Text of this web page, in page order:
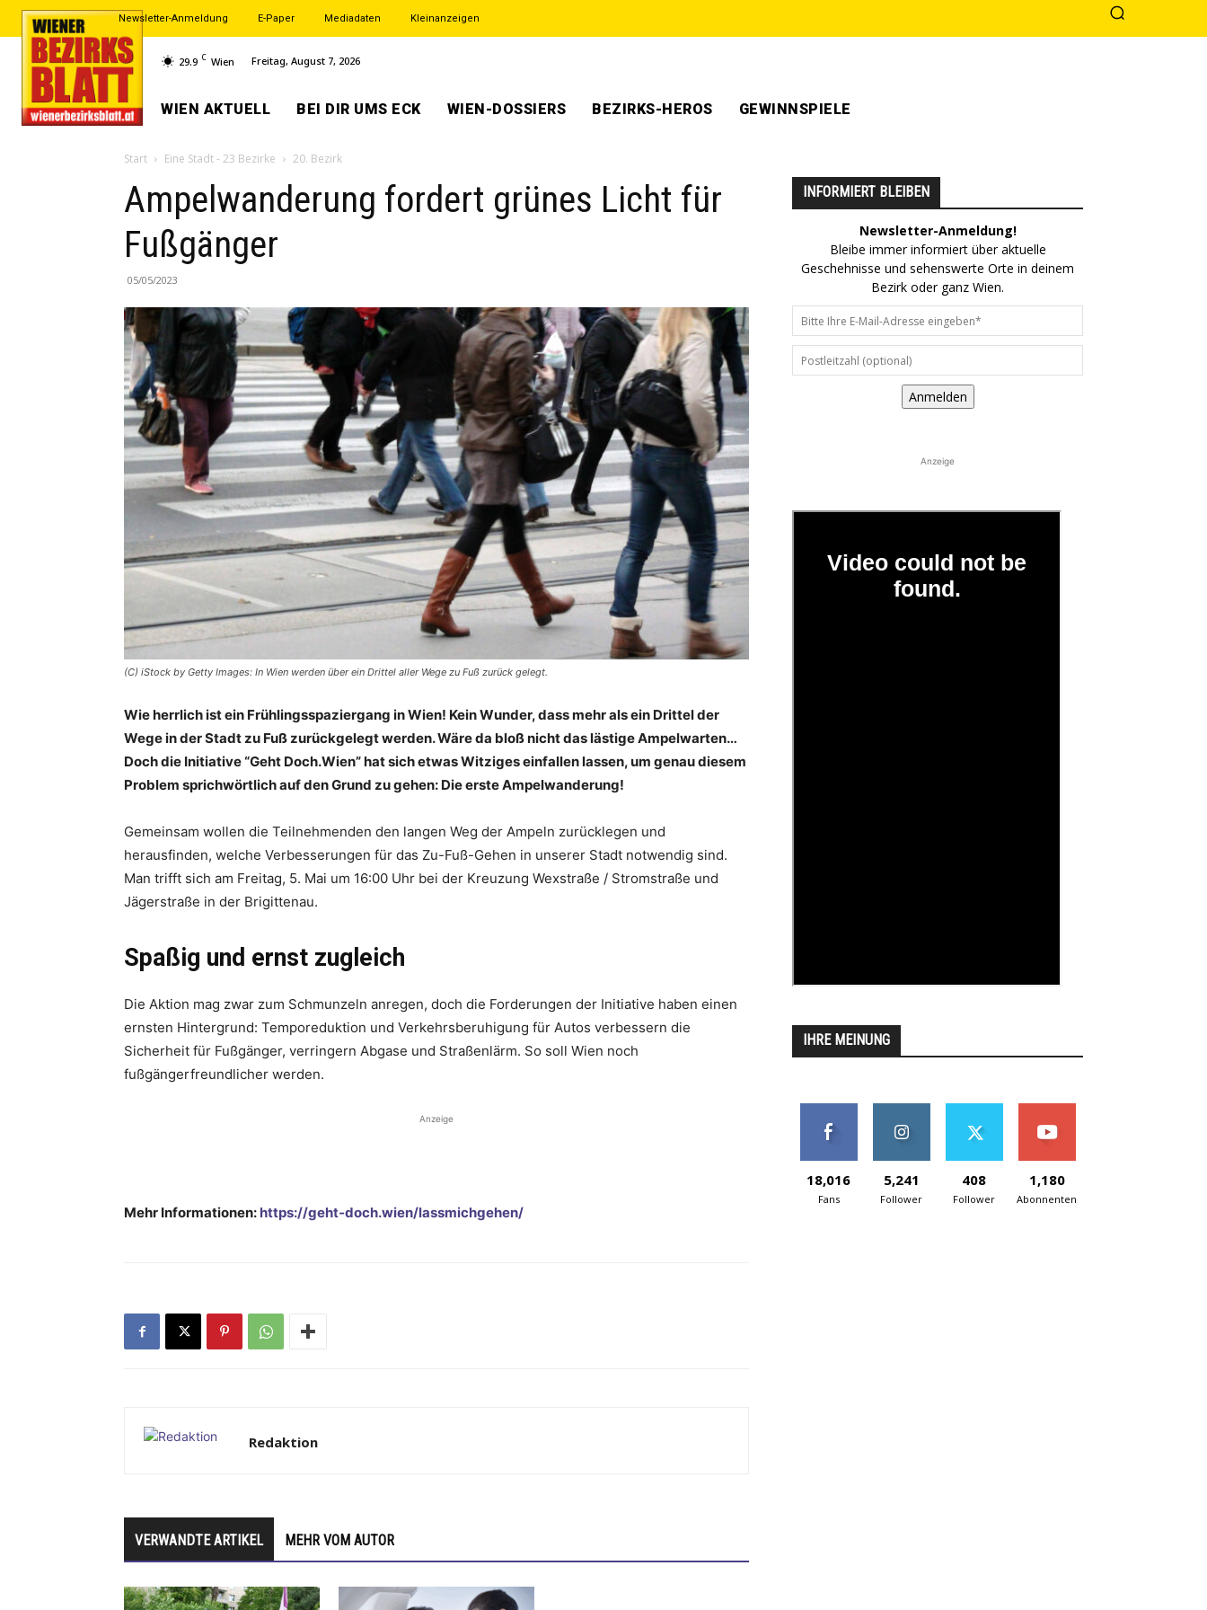
Newsletter-Anmeldung E-Paper Mediadaten Kleinanzeigen
29.9 C Wien Freitag, August 7, 2026
WIEN AKTUELL BEI DIR UMS ECK WIEN-DOSSIERS BEZIRKS-HEROS GEWINNSPIELE
Start Eine Stadt - 23 Bezirke 20. Bezirk
Ampelwanderung fordert grünes Licht für
Fußgänger
05/05/2023
(C) iStock by Getty Images: In Wien werden über ein Drittel aller Wege zu Fuß zurück gelegt.
Wie herrlich ist ein Frühlingsspaziergang in Wien! Kein Wunder, dass mehr als ein Drittel der
Wege in der Stadt zu Fuß zurückgelegt werden. Wäre da bloß nicht das lästige Ampelwarten…
Doch die Initiative “Geht Doch.Wien” hat sich etwas Witziges einfallen lassen, um genau diesem
Problem sprichwörtlich auf den Grund zu gehen: Die erste Ampelwanderung!
Gemeinsam wollen die Teilnehmenden den langen Weg der Ampeln zurücklegen und
herausfinden, welche Verbesserungen für das Zu-Fuß-Gehen in unserer Stadt notwendig sind.
Man trifft sich am Freitag, 5. Mai um 16:00 Uhr bei der Kreuzung Wexstraße / Stromstraße und
Jägerstraße in der Brigittenau.
Spaßig und ernst zugleich
Die Aktion mag zwar zum Schmunzeln anregen, doch die Forderungen der Initiative haben einen
ernsten Hintergrund: Temporeduktion und Verkehrsberuhigung für Autos verbessern die
Sicherheit für Fußgänger, verringern Abgase und Straßenlärm. So soll Wien noch
fußgängerfreundlicher werden.
Anzeige
Mehr Informationen: https://geht-doch.wien/lassmichgehen/
Redaktion
VERWANDTE ARTIKEL MEHR VOM AUTOR
INFORMIERT BLEIBEN
Newsletter-Anmeldung!
Bleibe immer informiert über aktuelle
Geschehnisse und sehenswerte Orte in deinem
Bezirk oder ganz Wien.
Anmelden
Anzeige
IHRE MEINUNG
18,016
Fans
5,241
Follower
408
Follower
1,180
Abonnenten